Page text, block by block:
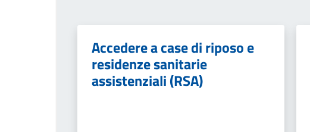
Accedere a case di riposo e
residenze sanitarie
assistenziali (RSA)